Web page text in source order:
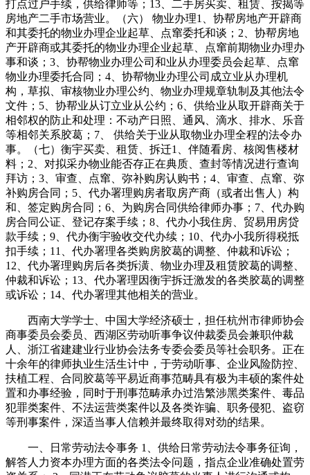
打点过户手续，供给律师等；13、二手房买卖、租赁、按揭等
房地产二手市场营业。（六） 物业办理1、协帮房地产开辟商
和其委托的物业办理企业起草、点窜委托和谈；2、协帮房地
产开辟商或其委托的物业办理企业起草、点窜前期物业办理办
事和谈；3、协帮物业办理公司和业从办理委员会起草、点窜
物业办理委托合同；4、协帮物业办理公司成立业从办理机
构，草拟、审核物业办理公约、物业办理规章轨制及其他法令
文件；5、协帮业从订立业从公约；6、供给业从取开辟商关于
相邻权的防止和处理：不动产日照、通风、滴水、排水、乐音
等相邻关系胶葛；7、 供给关于业从取物业办理全程的法令办
事。（七）衡宇买卖、租赁、拆迁1、伴随看房、核阅售楼材
料；2、对拟采办物业能否存正在典质、查封等情况进行查询
拜访；3、审查、点窜、弥补购房认购书；4、审查、点窜、弥
补购房合同；5、代办署理购房者取房产商（或者出售人）构
和、签定购房合同；6、为购房合同供给律师办事；7、代办购
房合同公证、登记存案手续；8、代办小我住房、贸易用房贷
款手续；9、代办衡宇验收交代办续；10、代办小我所得税抵
扣手续；11、代办署理各类购房胶葛的调整、仲裁和诉讼；
12、代办署理购房后各类拆潢、物业办理及租赁胶葛的调整、
仲裁和诉讼；13、代办署理因衡宇拆迁激发的各类胶葛的调整
或诉讼；14、代办署理其他相关的营业。
西南大学学士、中国大学经济硕士，担任杭州市律师协会
商事委员会委员、西湖区劳动听事争议仲裁委员会兼职仲裁
人、浙江省建建业行业协会法务专委会委员等社会职务。正在
十余年的律师执业生活生计中，于劳动听事、企业风险防控、
扶植工程、合同胶葛等平易近商事范畴具有极为丰硕的案件处
置和办事经验，同时于刑事范畴承办过浩繁涉黑类案件、毒品
犯罪类案件、不法运营类案件以及各类诈骗、职务侵犯、盗窃
等刑事案件，深适当事人信赖并最终取得对劲的结果。
一、日常劳动法令事务 1、供给日常劳动法令事务征询，
解答人力资本办理方面的各类法令问题，指点企业准确处置劳